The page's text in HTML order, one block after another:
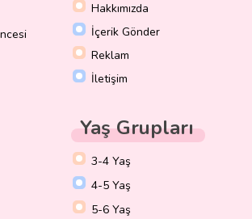
Hakkımızda
İçerik Gönder
Reklam
İletişim
Yaş Grupları
3-4 Yaş
4-5 Yaş
5-6 Yaş